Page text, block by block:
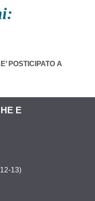
E’ POSTICIPATO A
E
13)